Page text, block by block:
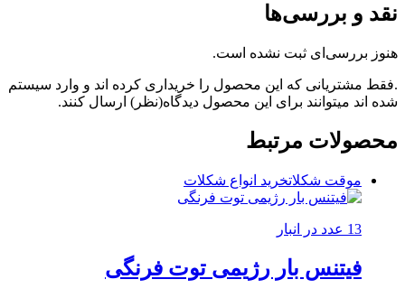
نقد و بررسی‌ها
هنوز بررسی‌ای ثبت نشده است.
.فقط مشتریانی که این محصول را خریداری کرده اند و وارد سیستم
شده اند میتوانند برای این محصول دیدگاه(نظر) ارسال کنند.
محصولات مرتبط
موقت شکلاتخرید انواع شکلات
13 عدد در انبار
فیتنس بار رژیمی توت فرنگی